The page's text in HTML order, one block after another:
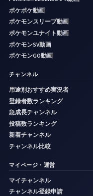
ポケポケ動画
ポケモンスリープ動画
ポケモンユナイト動画
ポケモンSV動画
ポケモンGO動画
チャンネル
用途別おすすめ実況者
登録者数ランキング
急成長チャンネル
投稿数ランキング
新着チャンネル
チャンネル比較
マイページ・運営
マイチャンネル
チャンネル登録申請